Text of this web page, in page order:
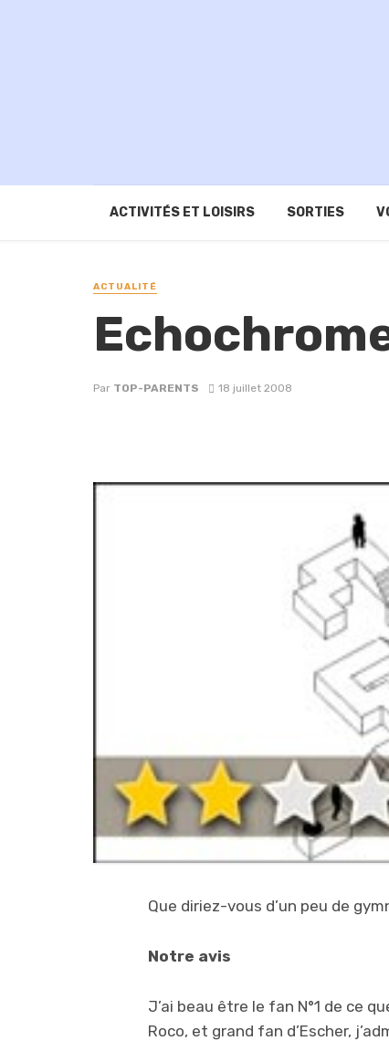
ACTIVITÉS ET LOISIRS SORTIES
ACTUALITÉ
Par TOP-PARENTS 18 juillet 2008
Que diriez-vous d’un peu de
Notre avis
J’ai beau être le fan N°1 de ce
Roco, et grand fan d’Escher,